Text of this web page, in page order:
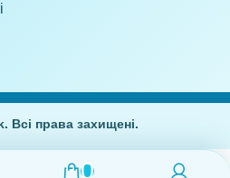
0
Всі права захищені.